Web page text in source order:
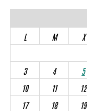
L
M X
3
4 5
10
11 12
17
18 19